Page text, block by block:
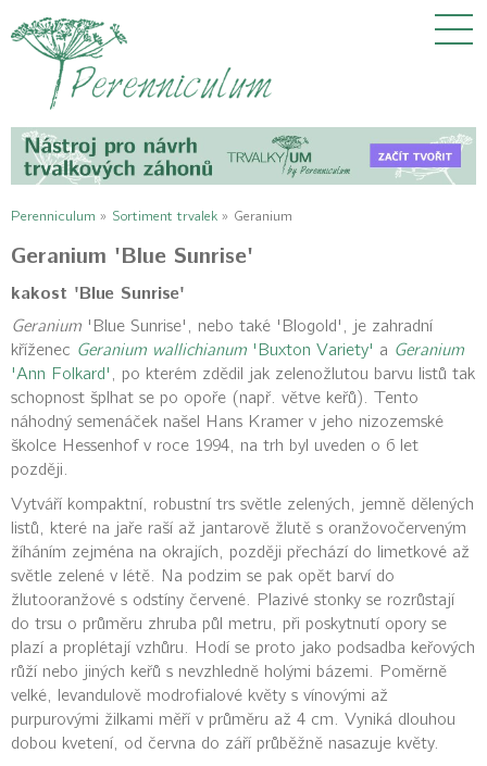
Perenniculum » Sortiment trvalek » Geranium
Geranium 'Blue Sunrise'
kakost 'Blue Sunrise'
Geranium 'Blue Sunrise', nebo také 'Blogold', je zahradní
kříženec Geranium wallichianum 'Buxton Variety' a Geranium
'Ann Folkard' , po kterém zdědil jak zelenožlutou barvu listů tak
schopnost šplhat se po opoře (např. větve keřů). Tento
náhodný semenáček našel Hans Kramer v jeho nizozemské
školce Hessenhof v roce 1994, na trh byl uveden o 6 let
později.
Vytváří kompaktní, robustní trs světle zelených, jemně dělených
listů, které na jaře raší až jantarově žlutě s oranžovočerveným
žíháním zejména na okrajích, později přechází do limetkové až
světle zelené v létě. Na podzim se pak opět barví do
žlutooranžové s odstíny červené. Plazivé stonky se rozrůstají
do trsu o průměru zhruba půl metru, při poskytnutí opory se
plazí a proplétají vzhůru. Hodí se proto jako podsadba keřových
růží nebo jiných keřů s nevzhledně holými bázemi. Poměrně
velké, levandulově modrofialové květy s vínovými až
purpurovými žilkami měří v průměru až 4 cm. Vyniká dlouhou
dobou kvetení, od června do září průběžně nasazuje květy.